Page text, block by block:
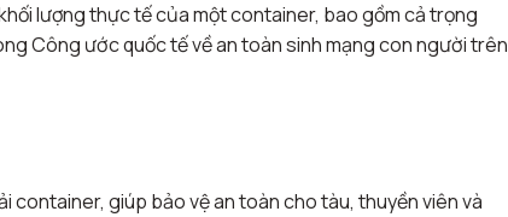
lượng thực tế của một container, bao gồm cả trọng
Công ước quốc tế về an toàn sinh mạng con người trên
container, giúp bảo vệ an toàn cho tàu, thuyền viên và